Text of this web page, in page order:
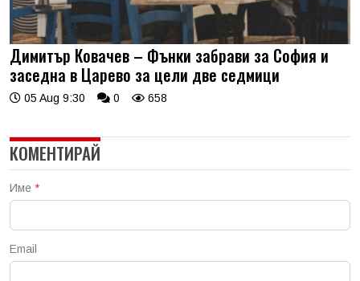
Димитър Ковачев – Фънки забрави за София и
заседна в Царево за цели две седмици
05 Aug 9:30 0 658
КОМЕНТИРАЙ
Име *
Email